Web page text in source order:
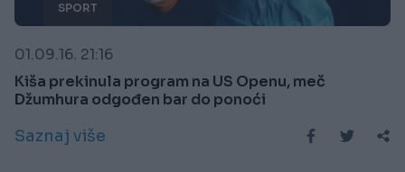
SPORT
01.09.16. 21:16
Kiša prekinula program na US Openu, meč
Džumhura odgođen bar do ponoći
Saznaj više